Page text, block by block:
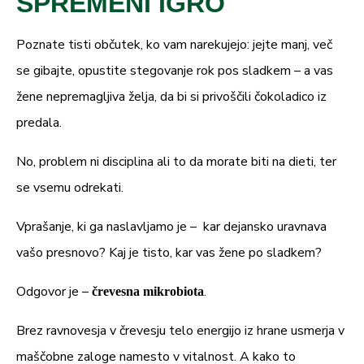
gasseri, sredstvo proti sprijemanju (magnezijeve
soli maščobnih kislin),
Bifidobacterium breve , Bacillus
subtilis.
Neto teža:17 g
Izvleček sadeža garcinije 200 mg
n.d.
– od tega HCA najmanj
bioflavonoidov
100 mg n.d.
Poznate tisti občutek, ko vam narekujejo: jejte manj, več
se gibajte, opustite stegovanje rok pos sladkem – a vas
žene nepremagljiva želja, da bi si privoščili čokoladico iz
predala.
No, problem ni disciplina ali to da morate biti na dieti, ter
se vsemu odrekati.
Vprašanje, ki ga naslavljamo je – kar dejansko uravnava
vašo presnovo? Kaj je tisto, kar vas žene po sladkem?
Odgovor je – črevesna mikrobiota.
Brez ravnovesja v črevesju telo energijo iz hrane usmerja v
maščobne zaloge namesto v vitalnost. A kako to